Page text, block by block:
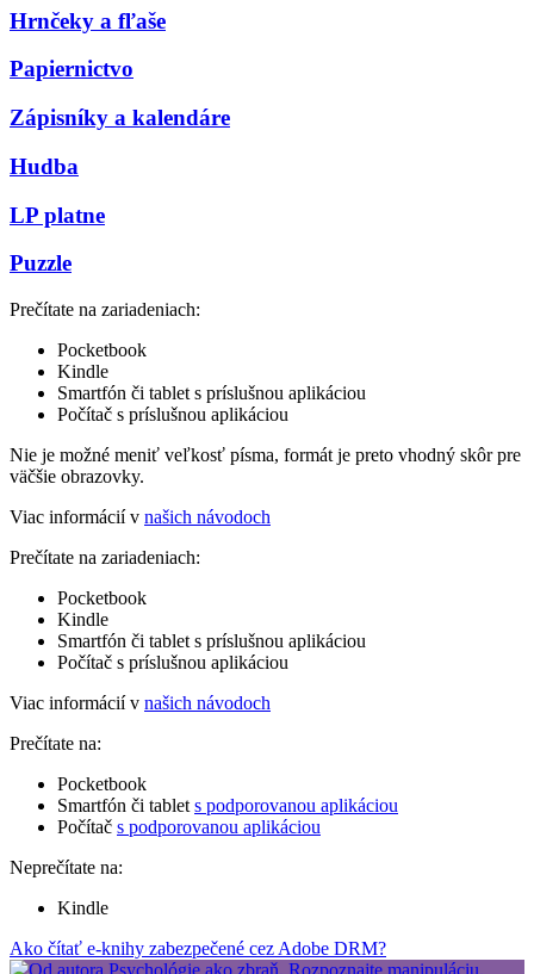
Hrnčeky a fľaše
Papiernictvo
Zápisníky a kalendáre
Hudba
LP platne
Puzzle
Prečítate na zariadeniach:
Pocketbook
Kindle
Smartfón či tablet s príslušnou aplikáciou
Počítač s príslušnou aplikáciou
Nie je možné meniť veľkosť písma, formát je preto vhodný skôr pre
väčšie obrazovky.
Viac informácií v našich návodoch
Prečítate na zariadeniach:
Pocketbook
Kindle
Smartfón či tablet s príslušnou aplikáciou
Počítač s príslušnou aplikáciou
Viac informácií v našich návodoch
Prečítate na:
Pocketbook
Smartfón či tablet s podporovanou aplikáciou
Počítač s podporovanou aplikáciou
Neprečítate na:
Kindle
Ako čítať e-knihy zabezpečené cez Adobe DRM?